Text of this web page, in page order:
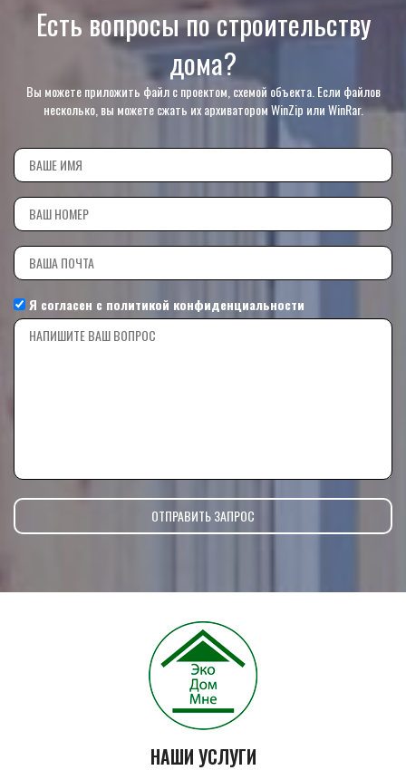
Есть вопросы по строительству
дома?
Вы можете приложить файл с проектом, схемой объекта. Если файлов
несколько, вы можете сжать их архиватором WinZip или WinRar.
Я согласен с политикой конфиденциальности
НАШИ УСЛУГИ